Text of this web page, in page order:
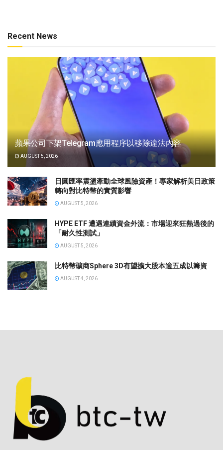
Recent News
蘋果公司下架Telegram應用程序以移除違法內容
AUGUST 5, 2026
日圓匯率震盪牽動全球風險資產！專家解析美日政策
轉向對比特幣的實質影響
AUGUST 5, 2026
HYPE ETF 遭遇連續資金外流：市場迎來狂熱過後的
「耐久性測試」
AUGUST 5, 2026
比特幣礦商Sphere 3D有望擴大股本逾五成以籌資
AUGUST 4, 2026